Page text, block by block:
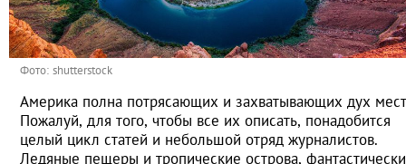
Фото: shutterstock
Америка полна потрясающих и захватывающих дух
Пожалуй, для того, чтобы все их описать, понадобится
целый цикл статей и небольшой отряд журналистов.
Ледяные пещеры и тропические острова,